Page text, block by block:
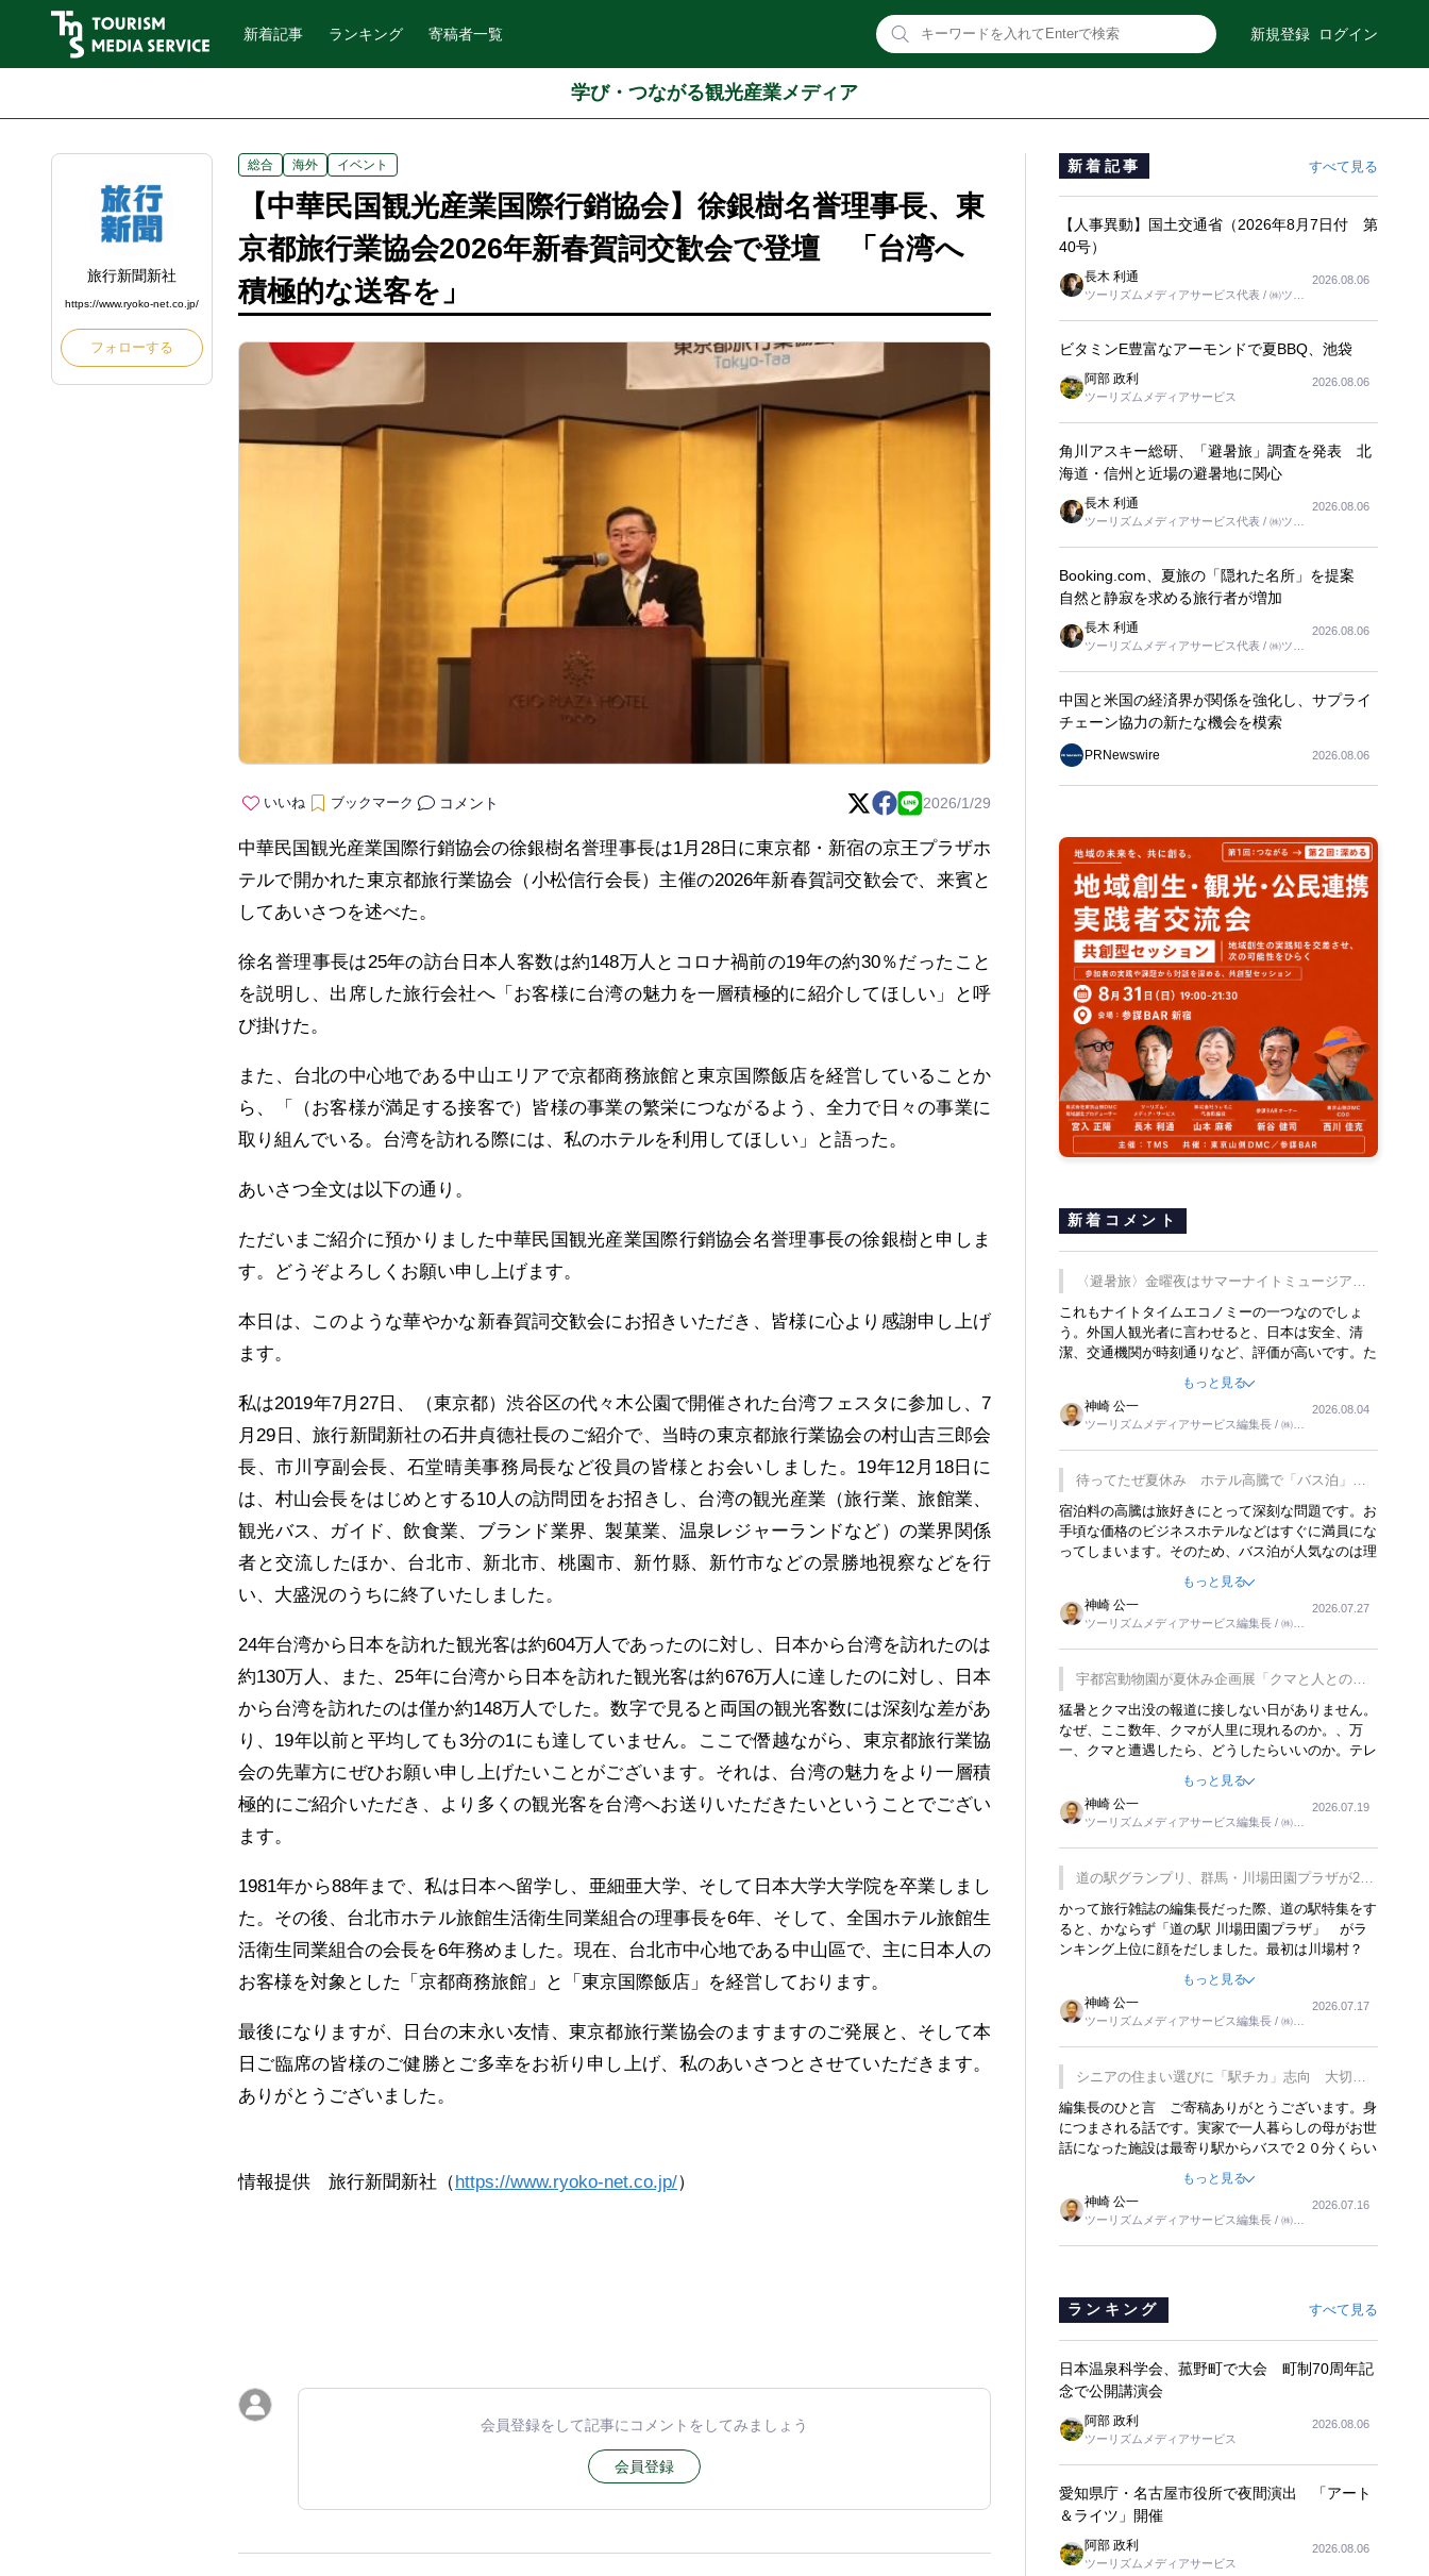
新着記事 ランキング 寄稿者一覧 新規登録 ログイン
学び・つながる観光産業メディア
旅行新聞新社
https://www.ryoko-net.co.jp/
フォローする
総合 海外 イベント
【中華民国観光産業国際行銷協会】徐銀樹名誉理事長、東
京都旅行業協会2026年新春賀詞交歓会で登壇 「台湾へ
積極的な送客を」
いいね ブックマーク コメント 2026/1/29
中華民国観光産業国際行銷協会の徐銀樹名誉理事長は1月28日に東京都・新宿の京王プラザホ
テルで開かれた東京都旅行業協会（小松信行会長）主催の2026年新春賀詞交歓会で、来賓と
してあいさつを述べた。
徐名誉理事長は25年の訪台日本人客数は約148万人とコロナ禍前の19年の約30％だったこと
を説明し、出席した旅行会社へ「お客様に台湾の魅力を一層積極的に紹介してほしい」と呼
び掛けた。
また、台北の中心地である中山エリアで京都商務旅館と東京国際飯店を経営していることか
ら、「（お客様が満足する接客で）皆様の事業の繁栄につながるよう、全力で日々の事業に
取り組んでいる。台湾を訪れる際には、私のホテルを利用してほしい」と語った。
あいさつ全文は以下の通り。
ただいまご紹介に預かりました中華民国観光産業国際行銷協会名誉理事長の徐銀樹と申しま
す。どうぞよろしくお願い申し上げます。
本日は、このような華やかな新春賀詞交歓会にお招きいただき、皆様に心より感謝申し上げ
ます。
私は2019年7月27日、（東京都）渋谷区の代々木公園で開催された台湾フェスタに参加し、7
月29日、旅行新聞新社の石井貞德社長のご紹介で、当時の東京都旅行業協会の村山吉三郎会
長、市川亨副会長、石堂晴美事務局長など役員の皆様とお会いしました。19年12月18日に
は、村山会長をはじめとする10人の訪問団をお招きし、台湾の観光産業（旅行業、旅館業、
観光バス、ガイド、飲食業、ブランド業界、製菓業、温泉レジャーランドなど）の業界関係
者と交流したほか、台北市、新北市、桃園市、新竹縣、新竹市などの景勝地視察などを行
い、大盛況のうちに終了いたしました。
24年台湾から日本を訪れた観光客は約604万人であったのに対し、日本から台湾を訪れたのは
約130万人、また、25年に台湾から日本を訪れた観光客は約676万人に達したのに対し、日本
から台湾を訪れたのは僅か約148万人でした。数字で見ると両国の観光客数には深刻な差があ
り、19年以前と平均しても3分の1にも達していません。ここで僭越ながら、東京都旅行業協
会の先輩方にぜひお願い申し上げたいことがございます。それは、台湾の魅力をより一層積
極的にご紹介いただき、より多くの観光客を台湾へお送りいただきたいということでござい
ます。
1981年から88年まで、私は日本へ留学し、亜細亜大学、そして日本大学大学院を卒業しまし
た。その後、台北市ホテル旅館生活衛生同業組合の理事長を6年、そして、全国ホテル旅館生
活衛生同業組合の会長を6年務めました。現在、台北市中心地である中山區で、主に日本人の
お客様を対象とした「京都商務旅館」と「東京国際飯店」を経営しております。
最後になりますが、日台の末永い友情、東京都旅行業協会のますますのご発展と、そして本
日ご臨席の皆様のご健勝とご多幸をお祈り申し上げ、私のあいさつとさせていただきます。
ありがとうございました。
情報提供 旅行新聞新社（ https://www.ryoko-net.co.jp/）
会員登録をして記事にコメントをしてみましょう
会員登録
新着記事 すべて見る
【人事異動】国土交通省（2026年8月7日付 第
40号）
長木 利通
ツーリズムメディアサービス代表 / ㈱ツー
2026.08.06
ビタミンE豊富なアーモンドで夏BBQ、池袋
阿部 政利
ツーリズムメディアサービス
2026.08.06
角川アスキー総研、「避暑旅」調査を発表 北
海道・信州と近場の避暑地に関心
長木 利通
ツーリズムメディアサービス代表 / ㈱ツー
2026.08.06
Booking.com、夏旅の「隠れた名所」を提案
自然と静寂を求める旅行者が増加
長木 利通
ツーリズムメディアサービス代表 / ㈱ツー
2026.08.06
中国と米国の経済界が関係を強化し、サプライ
チェーン協力の新たな機会を模索
PRNewswire 2026.08.06
新着コメント
〈避暑旅〉金曜夜はサマーナイトミュージア
ム、都立6施設で
これもナイトタイムエコノミーの一つなのでしょ
う。外国人観光者に言わせると、日本は安全、清
潔、交通機関が時刻通りなど、評価が高いです。た
す。そのような意味で、金曜夜にこのようなイベン
トが行われれば、日本人に限らず外国人にとっても
楽しみが増えるでしょうね。
もっと見る
神崎 公一
ツーリズムメディアサービス編集長 / ㈱ツ
2026.08.04
待ってたぜ夏休み ホテル高騰で「バス泊」人
気
宿泊料の高騰は旅好きにとって深刻な問題です。お
手頃な価格のビジネスホテルなどはすぐに満員にな
ってしまいます。そのため、バス泊が人気なのは理
行をした時は、移動はグレイハウンドバスでした。
夕方から夜の便を利用してホテル代を浮かせていま
した。ただし、若いからできたことです。若い人が
夜行バスで京都に行った、青森に行ったと聞くと、
疲れが残らないのかなと思ってしまいます。
もっと見る
神崎 公一
ツーリズムメディアサービス編集長 / ㈱ツ
2026.07.27
宇都宮動物園が夏休み企画展「クマと人との距
離」を7月20日から開催
猛暑とクマ出没の報道に接しない日がありません。
なぜ、ここ数年、クマが人里に現れるのか。、万
一、クマと遭遇したら、どうしたらいいのか。テレ
るなんてことは、冗談でもいえません。そんな中
で、この企画展はタイムリーですね。
もっと見る
神崎 公一
ツーリズムメディアサービス編集長 / ㈱ツ
2026.07.19
道の駅グランプリ、群馬・川場田園プラザが2連
覇
かって旅行雑誌の編集長だった際、道の駅特集をす
ると、かならず「道の駅 川場田園プラザ」 がラ
ンキング上位に顔をだしました。最初は川場村？
れ永井 彰一社長にインタビューしたら、興味深い
話が次々が飛び出しました。プレゼンも巧みで、今
でも思い出すことが２つあります。一つは、従業員
に東京ディズニーランドを見学させ、サービス業、
接客業の何かを理解してもらっていることです。
もう一つは1800円もするプレミアムヨーグルトを
販売するにあたり、社内に懸念もあったそうです。
永井社長は、駐車場に都内ナンバーの高級外車が停
まっていることに目をつけ、高級商品でも売れると
確信したそうです。今回の記事を懐かしく読みまし
もっと見る
神崎 公一
ツーリズムメディアサービス編集長 / ㈱ツ
2026.07.17
シニアの住まい選びに「駅チカ」志向 大切な
のは出かけたくなる暮らし
編集長のひと言 ご寄稿ありがとうございます。身
につまされる話です。実家で一人暮らしの母がお世
話になった施設は最寄り駅からバスで２０分くらい
りました。母の住まいから近いという理由で、その
施設を選択したのですが、私と妹にとっては、半日
仕事ででした。シニアの住まい選びは、当人だけで
はなく、世話をする家族の足の便も考えない外池な
もっと見る
神崎 公一
ツーリズムメディアサービス編集長 / ㈱ツ
2026.07.16
ランキング すべて見る
日本温泉科学会、菰野町で大会 町制70周年記
念で公開講演会
阿部 政利
ツーリズムメディアサービス
2026.08.06
愛知県庁・名古屋市役所で夜間演出 「アート
＆ライツ」開催
阿部 政利
ツーリズムメディアサービス
2026.08.06